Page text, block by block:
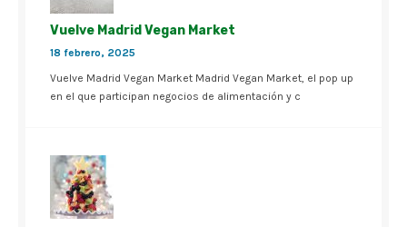
Vuelve Madrid Vegan Market
18 febrero, 2025
Vuelve Madrid Vegan Market Madrid Vegan Market, el pop up
en el que participan negocios de alimentación y c